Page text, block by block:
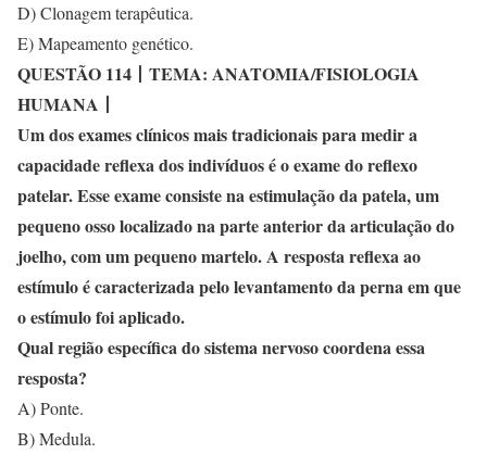
D) Clonagem terapêutica.
E) Mapeamento genético.
QUESTÃO 114 丨 TEMA: ANATOMIA/FISIOLOGIA
HUMANA 丨
Um dos exames clínicos mais tradicionais para medir a
capacidade reflexa dos indivíduos é o exame do reflexo
patelar. Esse exame consiste na estimulação da patela, um
pequeno osso localizado na parte anterior da articulação do
joelho, com um pequeno martelo. A resposta reflexa ao
estímulo é caracterizada pelo levantamento da perna em que
o estímulo foi aplicado.
Qual região específica do sistema nervoso coordena essa
resposta?
A) Ponte.
B) Medula.